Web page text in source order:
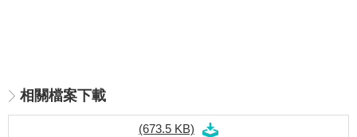
相關檔案下載
(673.5 KB)